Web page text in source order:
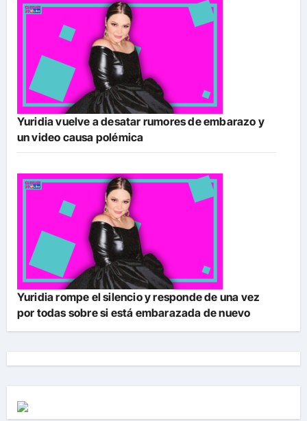
Yuridia vuelve a desatar rumores de embarazo y
un video causa polémica
Yuridia rompe el silencio y responde de una vez
por todas sobre si está embarazada de nuevo